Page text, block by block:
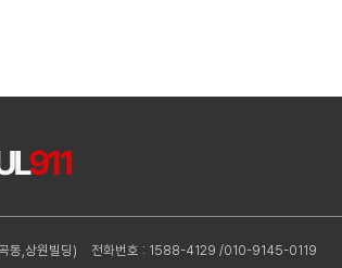
동,상원빌딩) 전화번호 : 1588-4129 /010-9145-0119